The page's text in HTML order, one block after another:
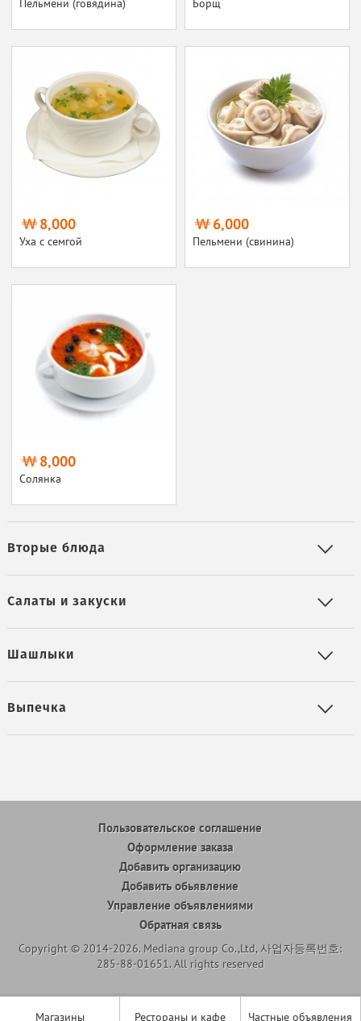
Пельмени (говядина) Борщ
8,000
Уха с семгой
6,000
Пельмени (свинина)
8,000
Солянка
Вторые блюда
Салаты и закуски
Шашлыки
Выпечка
Пользовательское соглашение
Оформление заказа
Добавить организацию
Добавить обьявление
Управление объявлениями
Обратная связь
Copyright © 2014-2026. Mediana group Co.,Ltd, 사업자등록번호:
285-88-01651. All rights reserved
Магазины Рестораны и кафе Частные объявления